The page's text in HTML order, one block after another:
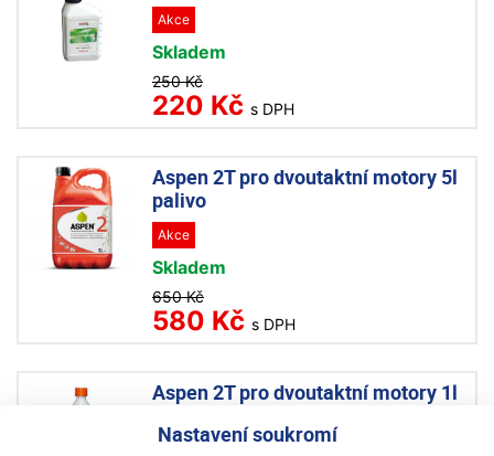
Nastavení soukromí
Akce
Skladem
250 Kč
220 Kč s DPH
Aspen 2T pro dvoutaktní motory 5l
palivo
Akce
Skladem
650 Kč
580 Kč s DPH
Aspen 2T pro dvoutaktní motory 1l